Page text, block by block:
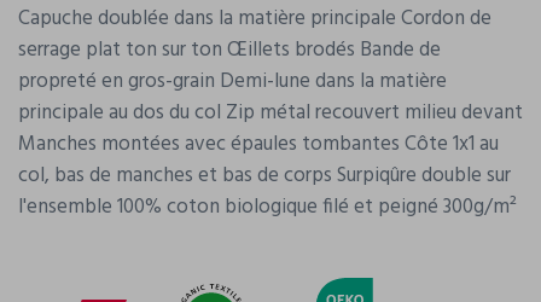
Capuche doublée dans la matière principale Cordon de
serrage plat ton sur ton Œillets brodés Bande de
propreté en gros-grain Demi-lune dans la matière
principale au dos du col Zip métal recouvert milieu devant
Manches montées avec épaules tombantes Côte 1x1 au
col, bas de manches et bas de corps Surpiqûre double sur
l'ensemble 100% coton biologique filé et peigné 300g/m²